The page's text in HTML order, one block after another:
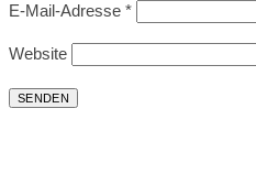
E-Mail-Adresse *
Website